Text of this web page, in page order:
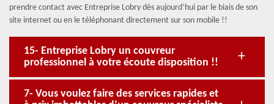
prendre contact avec Entreprise Lobry dès aujourd’hui par le biais de son
site internet ou en le téléphonant directement sur son mobile !!
15- Entreprise Lobry un couvreur
professionnel à votre écoute disposition !!
7- Vous voulez faire des services rapides et